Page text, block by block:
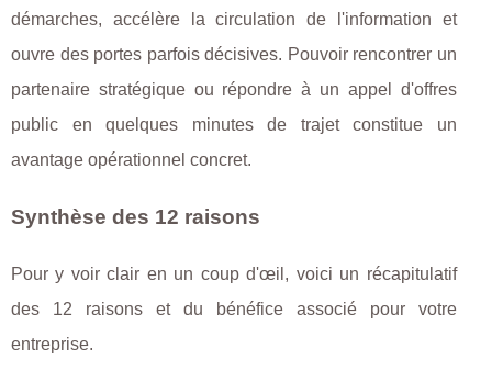
démarches, accélère la circulation de l'information et
ouvre des portes parfois décisives. Pouvoir rencontrer un
partenaire stratégique ou répondre à un appel d'offres
public en quelques minutes de trajet constitue un
avantage opérationnel concret.
Synthèse des 12 raisons
Pour y voir clair en un coup d'œil, voici un récapitulatif
des 12 raisons et du bénéfice associé pour votre
entreprise.